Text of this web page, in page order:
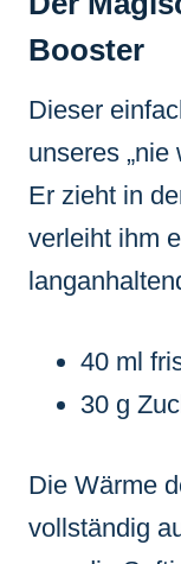
Booster
Dieser
unseres „nie
Er zieht in
verleiht ihm
40 ml
30 g
Die Wärme
vollständig